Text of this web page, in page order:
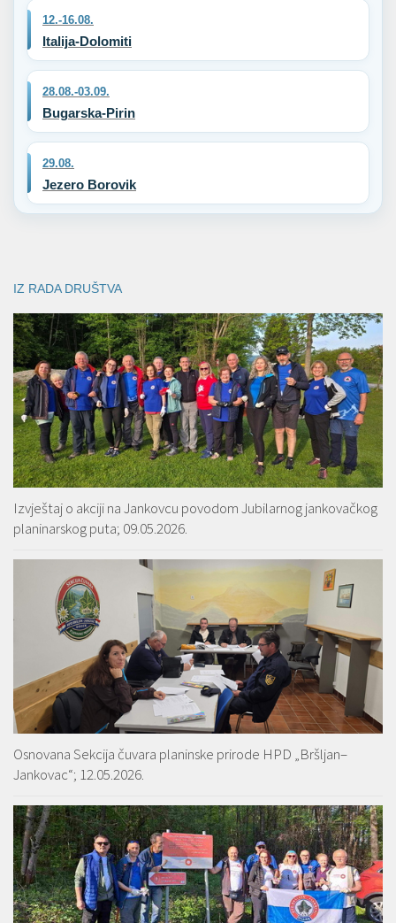
12.-16.08.
Italija-Dolomiti
28.08.-03.09.
Bugarska-Pirin
29.08.
Jezero Borovik
IZ RADA DRUŠTVA
Izvještaj o akciji na Jankovcu povodom Jubilarnog jankovačkog
planinarskog puta; 09.05.2026.
Osnovana Sekcija čuvara planinske prirode HPD „Bršljan–
Jankovac“; 12.05.2026.